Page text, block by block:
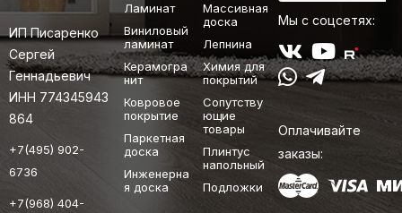
ИП Писаренко
Сергей
Геннадьевич
ИНН 774345943
864
+7(495) 902-
6736
+7(968) 404-
Ламинат
Виниловый
ламинат
Керамогра
нит
Ковровое
покрытие
Паркетная
доска
Инженерна
я доска
Массивная
доска
Лепнина
Химия для
покрытий
Сопутству
ющие
товары
Плинтус
напольный
Подложки
Мы с соцсетях:
Оплачивайте
заказы: